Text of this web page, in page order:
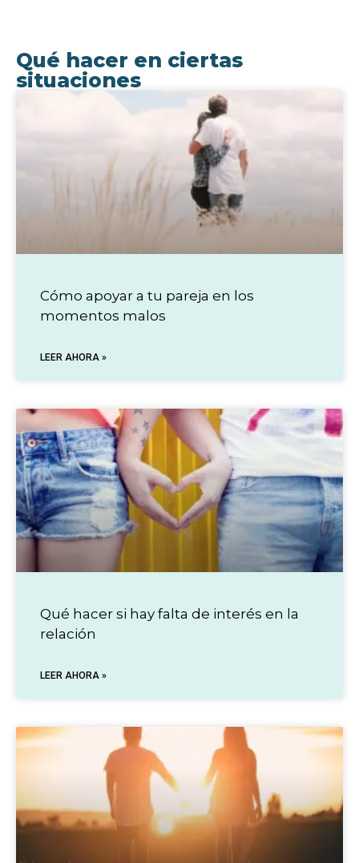
Qué hacer en ciertas
situaciones
Cómo apoyar a tu pareja en los
momentos malos
LEER AHORA »
Qué hacer si hay falta de interés en la
relación
LEER AHORA »